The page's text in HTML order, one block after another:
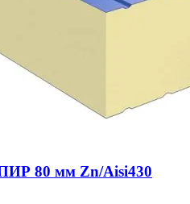
80 мм Zn/Aisi430